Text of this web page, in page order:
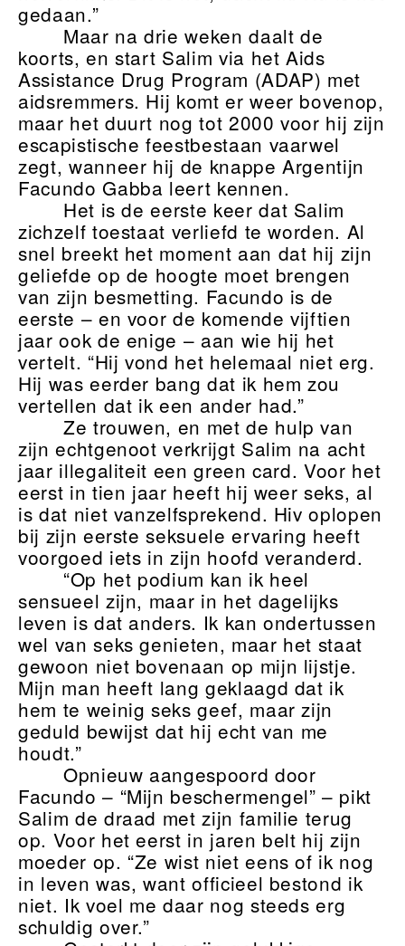
gedaan.”
Maar na drie weken daalt de
koorts, en start Salim via het Aids
Assistance Drug Program (ADAP) met
aidsremmers. Hij komt er weer bovenop,
maar het duurt nog tot 2000 voor hij zijn
escapistische feestbestaan vaarwel
zegt, wanneer hij de knappe Argentijn
Facundo Gabba leert kennen.
Het is de eerste keer dat Salim
zichzelf toestaat verliefd te worden. Al
snel breekt het moment aan dat hij zijn
geliefde op de hoogte moet brengen
van zijn besmetting. Facundo is de
eerste – en voor de komende vijftien
jaar ook de enige – aan wie hij het
vertelt. “Hij vond het helemaal niet erg.
Hij was eerder bang dat ik hem zou
vertellen dat ik een ander had.”
Ze trouwen, en met de hulp van
zijn echtgenoot verkrijgt Salim na acht
jaar illegaliteit een green card. Voor het
eerst in tien jaar heeft hij weer seks, al
is dat niet vanzelfsprekend. Hiv oplopen
bij zijn eerste seksuele ervaring heeft
voorgoed iets in zijn hoofd veranderd.
“Op het podium kan ik heel
sensueel zijn, maar in het dagelijks
leven is dat anders. Ik kan ondertussen
wel van seks genieten, maar het staat
gewoon niet bovenaan op mijn lijstje.
Mijn man heeft lang geklaagd dat ik
hem te weinig seks geef, maar zijn
geduld bewijst dat hij echt van me
houdt.”
Opnieuw aangespoord door
Facundo – “Mijn beschermengel” – pikt
Salim de draad met zijn familie terug
op. Voor het eerst in jaren belt hij zijn
moeder op. “Ze wist niet eens of ik nog
in leven was, want officieel bestond ik
niet. Ik voel me daar nog steeds erg
schuldig over.”